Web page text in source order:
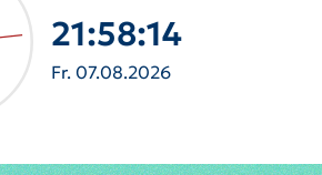
21:58:17
Fr. 07.08.2026